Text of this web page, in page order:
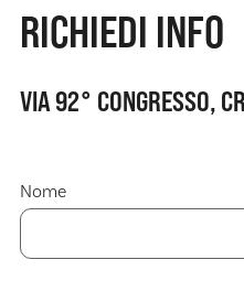
RICHIEDI INFO
VIA 92° CONGRESSO,
Nome